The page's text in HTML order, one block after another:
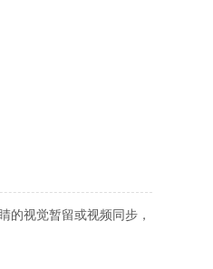
视觉暂留或视频同步，